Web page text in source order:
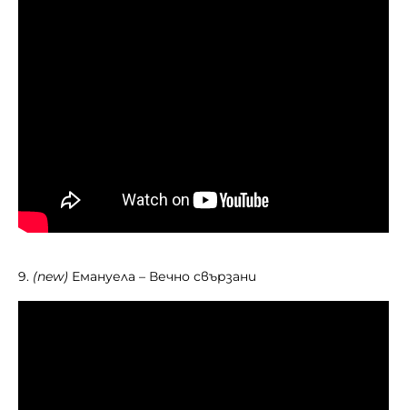
9. (new) Емануела – Вечно свързани